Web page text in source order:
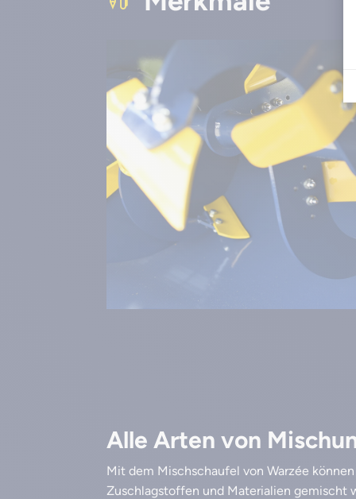
Alle Arten von
Mit dem Mischschaufel von Warzée
Zuschlagstoffen und Materialien gemischt